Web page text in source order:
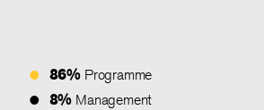
86% Programme
8% Management